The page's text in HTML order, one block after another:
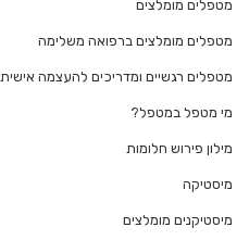
מטפלים מומלצים
מטפלים מומלצים ברפואה משלימה
מטפלים רגשיים ומדריכים להעצמה אישית
מי מטפל במטפל?
מילון פירוש חלומות
מיסטיקה
מיסטיקנים מומלצים